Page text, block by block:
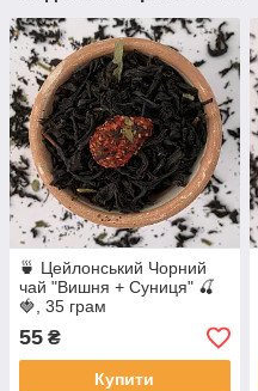
🍵 Цейлонський Чорний
чай "Вишня + Суниця" 🍒
🍓, 35 грам
55 ₴
Купити